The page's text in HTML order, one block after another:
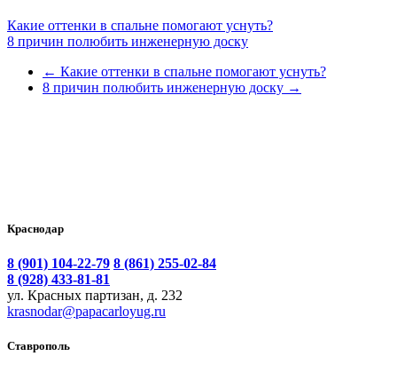
Какие оттенки в спальне помогают уснуть?
8 причин полюбить инженерную доску
← Какие оттенки в спальне помогают уснуть?
8 причин полюбить инженерную доску →
Краснодар
8 (901) 104-22-79 8 (861) 255-02-84
8 (928) 433-81-81
ул. Красных партизан, д. 232
krasnodar@papacarloyug.ru
Ставрополь